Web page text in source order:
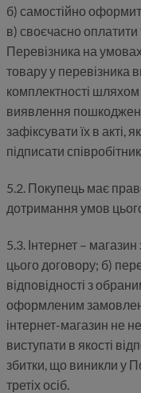
б) самостійно
в) своєчасно
Перевізника на
товару у перевізника
комплектності
виявлення
зафіксувати їх в акті,
підписати
5.2. Покупець має
дотримання умов
5.3. Інтернет –
цього договору; б)
відповідності з
оформленим
інтернет-магазин не
виступати в якості
збитки, що виникли у
третіх осіб.